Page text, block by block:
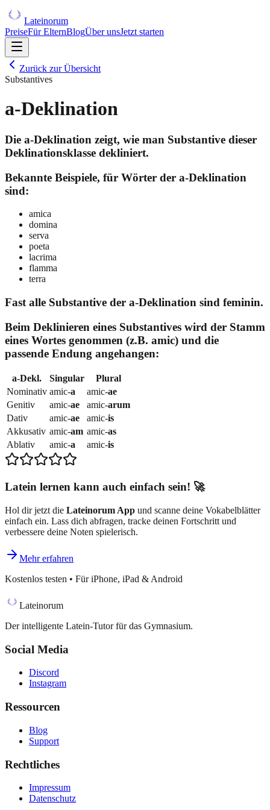
Lateinorum
PreiseFür ElternBlogÜber unsJetzt starten
Zurück zur Übersicht
Substantives
a-Deklination
Die a-Deklination zeigt, wie man Substantive dieser
Deklinationsklasse dekliniert.
Bekannte Beispiele, für Wörter der a-Deklination
sind:
amica
domina
serva
poeta
lacrima
flamma
terra
Fast alle Substantive der a-Deklination sind feminin.
Beim Deklinieren eines Substantives wird der Stamm
eines Wortes genommen (z.B. amic) und die
passende Endung angehangen:
a-Dekl. Singular
Plural
Nominativ amic-a amic-ae
Genitiv
amic-ae amic-arum
Dativ
amic-ae amic-is
Akkusativ amic-am amic-as
Ablativ
amic-a amic-is
Latein lernen kann auch einfach sein! 🚀
Hol dir jetzt die Lateinorum App und scanne deine Vokabelblätter
einfach ein. Lass dich abfragen, tracke deinen Fortschritt und
verbessere deine Noten spielerisch.
Mehr erfahren
Kostenlos testen • Für iPhone, iPad & Android
Lateinorum
Der intelligente Latein-Tutor für das Gymnasium.
Social Media
Discord
Instagram
Ressourcen
Blog
Support
Rechtliches
Impressum
Datenschutz